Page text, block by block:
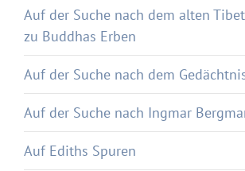
Auf der Suche nach dem alten
zu Buddhas Erben
Auf der Suche nach dem
Auf der Suche nach Ingmar
Auf Ediths Spuren